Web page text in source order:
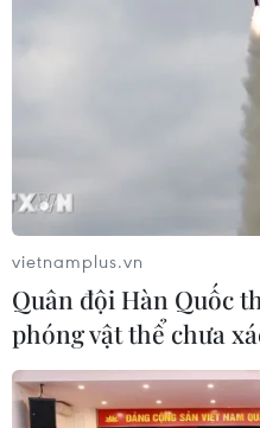
Từ 1/1/2014, hàng xuất
trường Chile sẽ được miễn
vietnamplus.vn
Quân đội Hàn Quốc
phóng vật thể chưa